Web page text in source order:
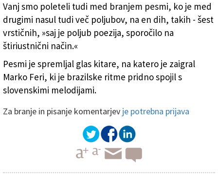
Vanj smo poleteli tudi med branjem pesmi, ko je med
drugimi nasul tudi več poljubov, na en dih, takih - šest
vrstičnih, »saj je poljub poezija, sporočilo na
štiriustnični način.«
Pesmi je spremljal glas kitare, na katero je zaigral
Marko Feri, ki je brazilske ritme pridno spojil s
slovenskimi melodijami.
Za branje in pisanje komentarjev je potrebna prijava